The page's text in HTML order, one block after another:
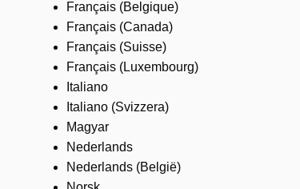
Français (Belgique)
Français (Canada)
Français (Suisse)
Français (Luxembourg)
Italiano
Italiano (Svizzera)
Magyar
Nederlands
Nederlands (België)